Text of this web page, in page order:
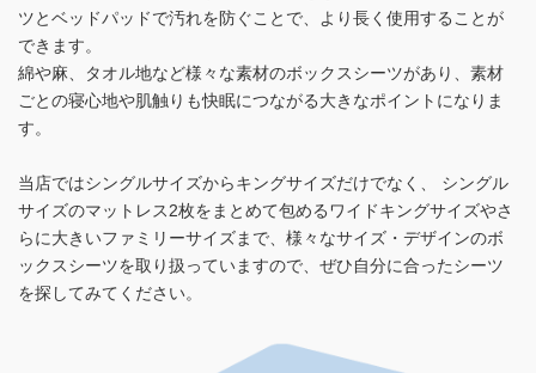
ツとベッドパッドで汚れを防ぐことで、より長く使用することが
できます。
綿や麻、タオル地など様々な素材のボックスシーツがあり、 素材
ごとの寝心地や肌触りも快眠につながる大きなポイントになりま
す。
当店ではシングルサイズからキングサイズだけでなく、 シングル
サイズのマットレス2枚をまとめて包めるワイドキングサイズやさ
らに大きいファミリーサイズまで、 様々なサイズ・デザインのボ
ックスシーツを取り扱っていますので、ぜひ自分に合ったシーツ
を探してみてください。